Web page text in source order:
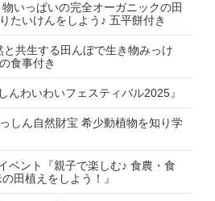
いっぱいの完全オーガニックの田
たいけんをしよう♪ 五平餅付き
共生する田んぼで生き物みっけ
食事付き
んわいわいフェスティバル2025』
しん自然財宝 希少動植物を知り学
ベント『親子で楽しむ♪ 食農・食
田植えをしよう！』